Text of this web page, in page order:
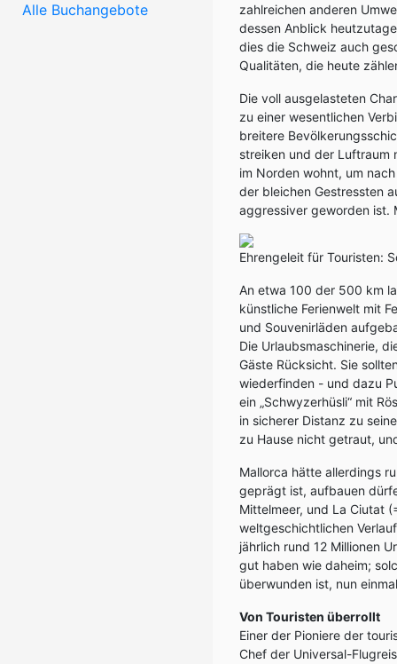
Alle Buchangebote
zahlreichen anderen
dessen Anblick
dies die Schweiz auch
Qualitäten, die heute
Die voll ausgelasteten
zu einer wesentlichen
breitere
streiken und der Luftraum
im Norden wohnt, um
der bleichen Gestressten
aggressiver geworden ist.
Ehrengeleit für Touristen:
An etwa 100 der 500 km
künstliche Ferienwelt mit
und Souvenirläden
Die Urlaubsmaschinerie,
Gäste Rücksicht. Sie
wiederfinden - und dazu
ein „Schwyzerhüsli“ mit
in sicherer Distanz zu
zu Hause nicht getraut,
Mallorca hätte allerdings
geprägt ist, aufbauen
Mittelmeer, und La Ciutat
weltgeschichtlichen
jährlich rund 12 Millionen
gut haben wie daheim;
überwunden ist, nun
Von Touristen überrollt
Einer der Pioniere der
Chef der Universal-